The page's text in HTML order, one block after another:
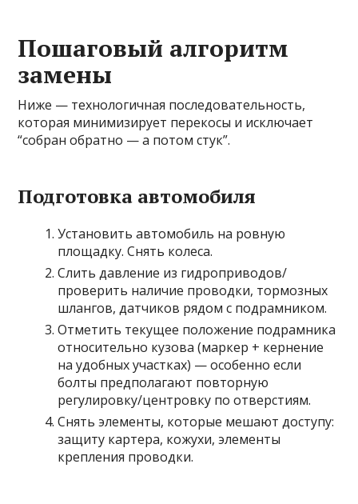
Пошаговый алгоритм
замены
Ниже — технологичная последовательность,
которая минимизирует перекосы и исключает
“собран обратно — а потом стук”.
Подготовка автомобиля
Установить автомобиль на ровную
площадку. Снять колеса.
Слить давление из гидроприводов/
проверить наличие проводки, тормозных
шлангов, датчиков рядом с подрамником.
Отметить текущее положение подрамника
относительно кузова (маркер + кернение
на удобных участках) — особенно если
болты предполагают повторную
регулировку/центровку по отверстиям.
Снять элементы, которые мешают доступу:
защиту картера, кожухи, элементы
крепления проводки.